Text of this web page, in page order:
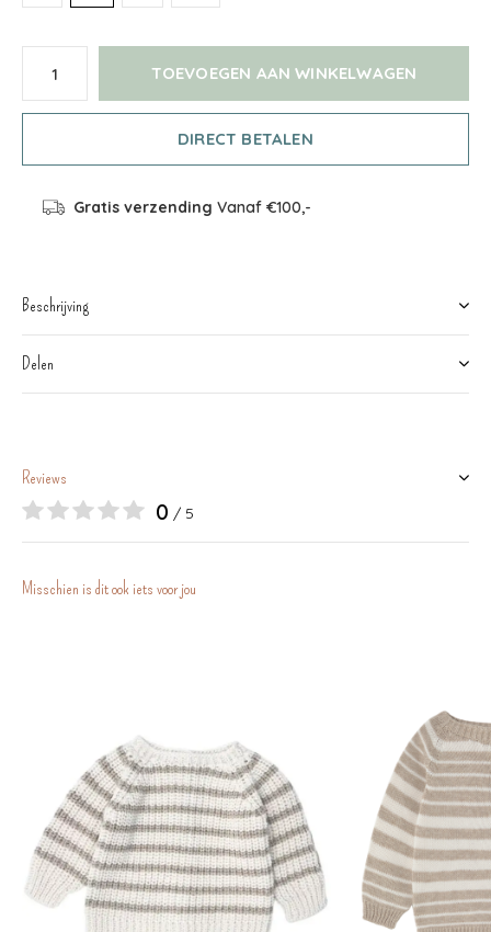
TOEVOEGEN AAN WINKELWAGEN
DIRECT BETALEN
Gratis verzending Vanaf €100,-
Beschrijving
Delen
Reviews
0 / 5
Misschien is dit ook iets voor jou